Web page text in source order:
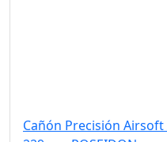
Cañón Precisión Airsoft